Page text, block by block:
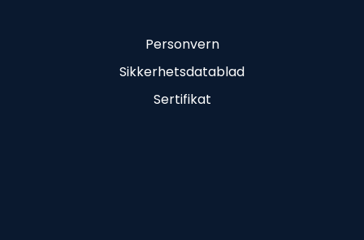
Personvern
Sikkerhetsdatablad
Sertifikat